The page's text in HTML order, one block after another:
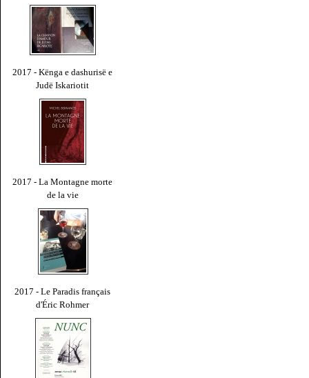
2017 - Kënga e dashurisë e
Judë Iskariotit
2017 - La Montagne morte
de la vie
2017 - Le Paradis français
d'Éric Rohmer